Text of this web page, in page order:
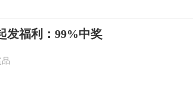
发福利：99%中奖
品